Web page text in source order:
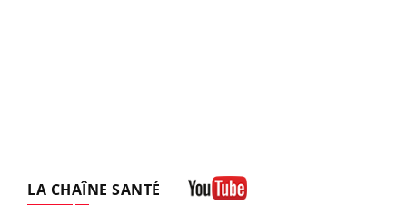
LA CHAÎNE SANTÉ